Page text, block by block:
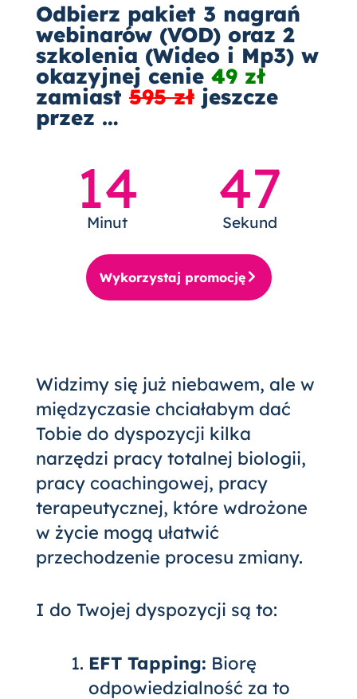
Odbierz pakiet 3 nagrań
webinarów (VOD) oraz 2
szkolenia (Wideo i Mp3) w
okazyjnej cenie 49 zł
zamiast 595 złjeszcze
przez …
14
Minut
46
Sekund
Wykorzystaj promocję
Widzimy się już niebawem, ale w
międzyczasie chciałabym dać
Tobie do dyspozycji kilka
narzędzi pracy totalnej biologii,
pracy coachingowej, pracy
terapeutycznej, które wdrożone
w życie mogą ułatwić
przechodzenie procesu zmiany.
I do Twojej dyspozycji są to:
EFT Tapping: Biorę
odpowiedzialność za to